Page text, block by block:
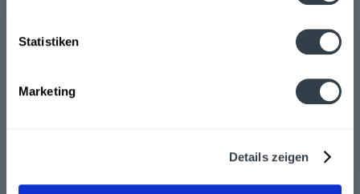
Statistiken
Marketing
Details zeigen
Gutmann Hefeweizen Hell 20 x 0,5l
Ausgewogenes Frucht- und Hefearoma. Mild und
harmonisch. Original Flaschengärung. Traditionell